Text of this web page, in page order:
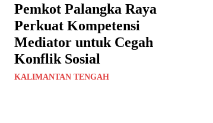
Pemkot Palangka Raya
Perkuat Kompetensi
Mediator untuk Cegah
Konflik Sosial
KALIMANTAN TENGAH